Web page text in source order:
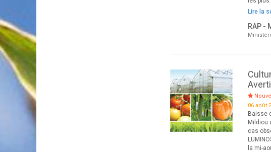
Lire la
RAP -
06 août
Baisse
Mildiou
cas
la mi-